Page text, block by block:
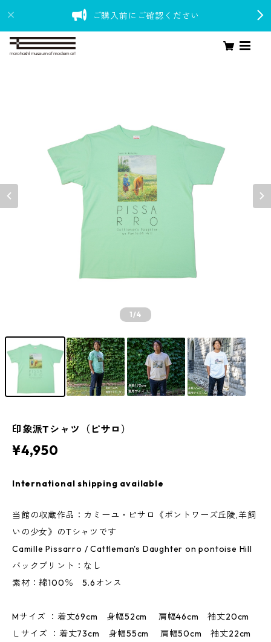
ご購入前にご確認ください
1/4
印象派Tシャツ（ピサロ）
¥4,950
International shipping available
当館の収蔵作品：カミーユ・ピサロ《ポントワーズ丘陵,羊飼
いの少女》のTシャツです
Camille Pissarro / Cattleman's Daughter on pontoise Hill
バックプリント：なし
素材：綿100％ 5.6オンス
Mサイズ ：着丈69cm 身幅52cm 肩幅46cm 袖丈20cm
Ｌサイズ ：着丈73cm 身幅55cm 肩幅50cm 袖丈22cm